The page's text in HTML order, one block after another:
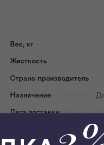
Вес, кг
Жесткость
Страна-производитель
Назначение
Дата поставки